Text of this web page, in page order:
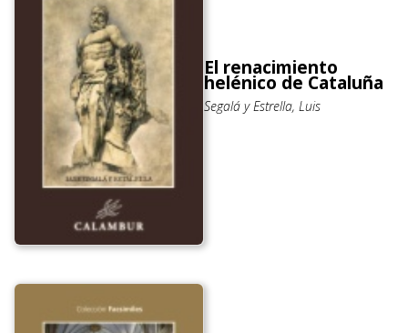
El renacimiento
helénico de Cataluña
Segalá y Estrella, Luis